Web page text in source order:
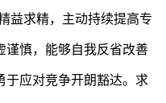
益求精，主动持续提高专
谨慎，能够自我反省改善
于应对竞争开朗豁达。求